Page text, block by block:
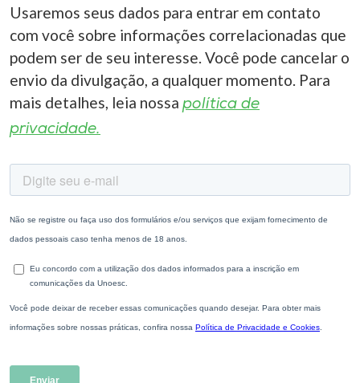
Usaremos seus dados para entrar em contato
com você sobre informações correlacionadas que
podem ser de seu interesse. Você pode cancelar o
envio da divulgação, a qualquer momento. Para
mais detalhes, leia nossa política de
privacidade.